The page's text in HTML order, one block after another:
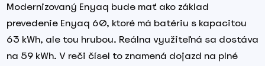
Modernizovaný Enyaq bude mať ako základ
prevedenie Enyaq 60, ktoré má batériu s kapacitou
63 kWh, ale tou hrubou. Reálna využiteľná sa dostáva
na 59 kWh. V reči čísel to znamená dojazd na plné